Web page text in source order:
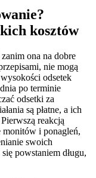
kosztów
ona na dobre
nie mogą
odsetek
po terminie
odsetki za
są płatne, a ich
reakcją
monitów i ponagleń,
swoich
powstaniem długu,